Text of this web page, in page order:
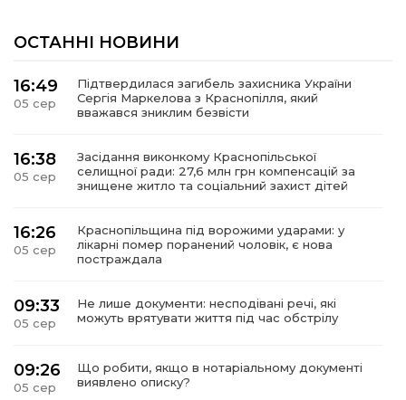
ОСТАННІ НОВИНИ
16:49
05 сер
Підтвердилася загибель захисника України
Сергія Маркелова з Краснопілля, який
вважався зниклим безвісти
16:38
05 сер
Засідання виконкому Краснопільської
селищної ради: 27,6 млн грн компенсацій за
знищене житло та соціальний захист дітей
16:26
05 сер
Краснопільщина під ворожими ударами: у
лікарні помер поранений чоловік, є нова
постраждала
09:33
05 сер
Не лише документи: несподівані речі, які
можуть врятувати життя під час обстрілу
09:26
05 сер
Що робити, якщо в нотаріальному документі
виявлено описку?